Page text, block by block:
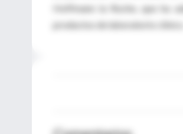
Hoffmann la Roche, que ha
productos de laboratorio clínico.